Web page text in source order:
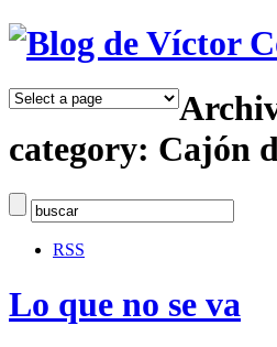
category: Cajón
RSS
Lo que no se va